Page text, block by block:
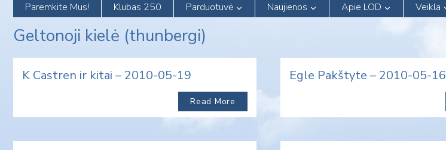
Paremkite Mus! Klubas 250 Parduotuvė Naujienos Apie LOD Veikla
Geltonoji kielė (thunbergi)
K Castren ir kitai – 2010-05-19
Read More
Egle Pakštyte – 2010-05-16